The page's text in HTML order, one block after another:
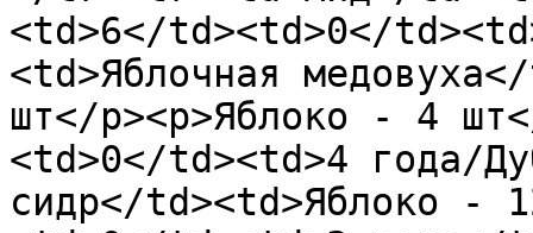
<td>6</td><td>0</
<td>Яблочная
шт</p><p>Яблоко - 4
<td>0</td><td>4 года/
сидр</td><td>Яблоко -